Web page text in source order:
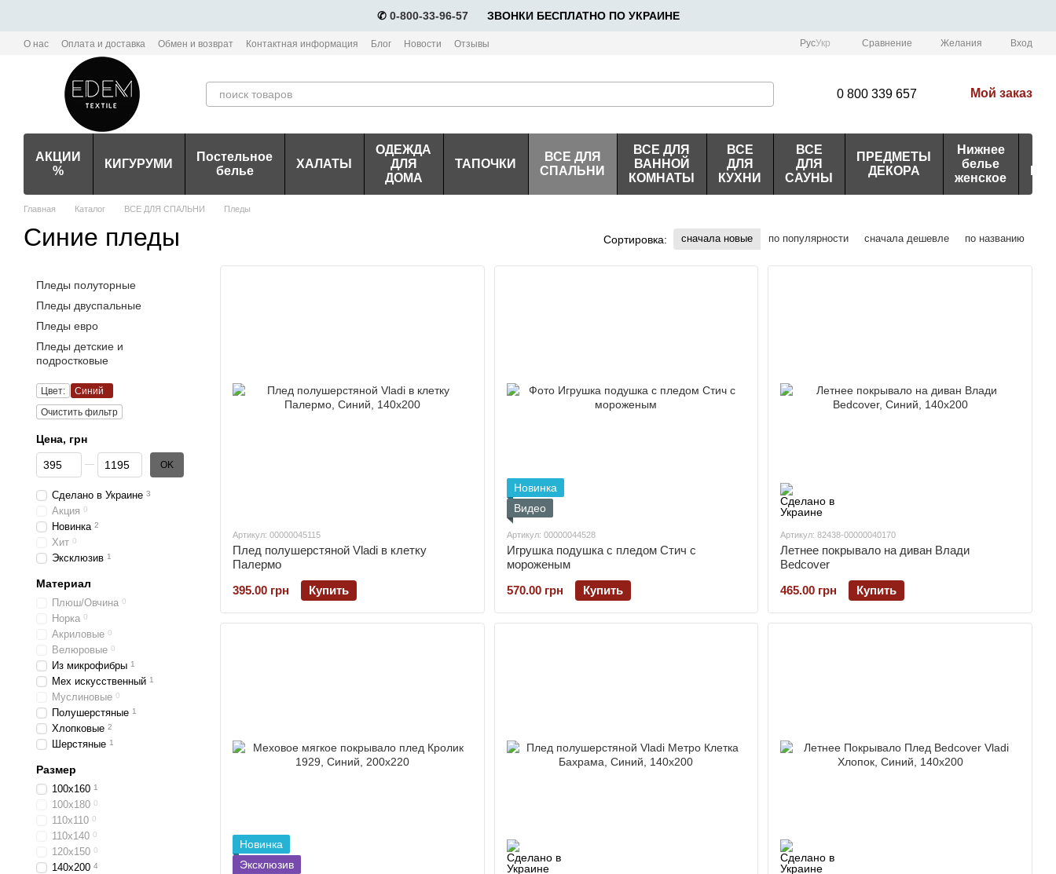
✆ 0-800-33-96-57⠀⠀ЗВОНКИ БЕСПЛАТНО ПО УКРАИНЕ
О нас Оплата и доставка Обмен и возврат Контактная информация Блог Новости
Отзывы
Политика конфиденциальности мобильного приложения Edem-Textile
РусУкр Сравнение Желания Вход
0 800 339 657 Мой заказ
АКЦИИ
%
КИГУРУМИ
Постельное
белье
ХАЛАТЫ
ОДЕЖДА
ДЛЯ
ДОМА
ТАПОЧКИ
ВСЕ ДЛЯ
СПАЛЬНИ
ВСЕ ДЛЯ
ВАННОЙ
КОМНАТЫ
ВСЕ
ДЛЯ
КУХНИ
ВСЕ
ДЛЯ
САУНЫ
ПРЕДМЕТЫ
ДЕКОРА
Нижнее
белье
женское
Главная Каталог ВСЕ ДЛЯ СПАЛЬНИ Пледы
Синие пледы Сортировка: сначала новые по популярности сначала дешевле по названию
Артикул: 00000045115
Плед полушерстяной Vladi в клетку
Палермо
395.00 грн
Купить
Новинка
Видео
Артикул: 00000044528
Игрушка подушка с пледом Стич с
мороженым
570.00 грн
Купить
Артикул: 82438-00000040170
Летнее покрывало на диван Влади
Bedcover
465.00 грн
Купить
Новинка
Эксклюзив
Пледы полуторные
Пледы двуспальные
Пледы евро
Пледы детские и
подростковые
Цвет:
Синий
Очистить фильтр
Цена, грн
От Цена, грн
До Цена, грн OK
Сделано в Украине 3
Акция 0
Новинка 2
Хит 0
Эксклюзив 1
Материал
Плюш/Овчина 0
Норка 0
Акриловые 0
Велюровые 0
Из микрофибры 1
Мех искусственный 1
Муслиновые 0
Полушерстяные 1
Хлопковые 2
Шерстяные 1
Размер
100х160 1
100х180 0
110х110 0
110х140 0
120х150 0
140х200 4